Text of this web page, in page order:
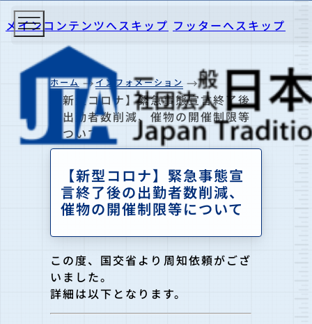
メインコンテンツへスキップ フッターへスキップ
ホーム インフォメーション
【新型コロナ】緊急事態宣言終了後
の出勤者数削減、催物の開催制限等
について
【新型コロナ】緊急事態宣
言終了後の出勤者数削減、
催物の開催制限等について
この度、国交省より周知依頼がござ
いました。
詳細は以下となります。